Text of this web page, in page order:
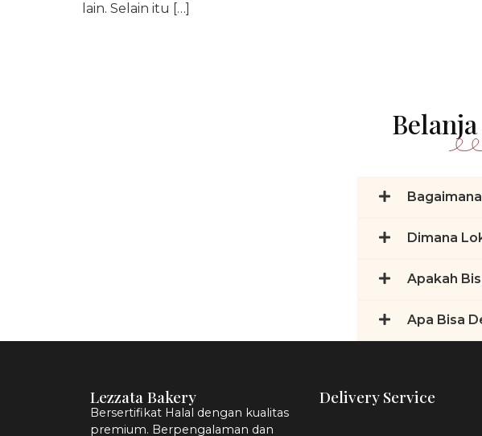
lain. Selain itu […]
Dimana
Apakah
Apa Bisa
Lezzata Bakery
Bersertifikat Halal dengan kualitas
premium. Berpengalaman dan
Delivery Service